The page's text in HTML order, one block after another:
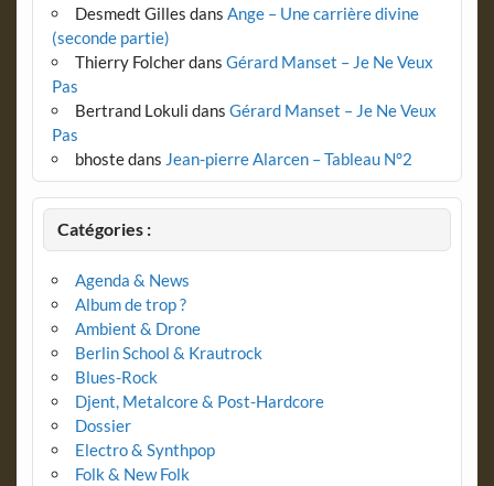
Desmedt Gilles dans Ange – Une carrière divine
(seconde partie)
Thierry Folcherdans Gérard Manset – Je Ne Veux
Pas
Bertrand Lokuli dans Gérard Manset – Je Ne Veux
Pas
bhostedans Jean-pierre Alarcen – Tableau N°2
Catégories :
Agenda & News
Album de trop ?
Ambient & Drone
Berlin School & Krautrock
Blues-Rock
Djent, Metalcore & Post-Hardcore
Dossier
Electro & Synthpop
Folk & New Folk